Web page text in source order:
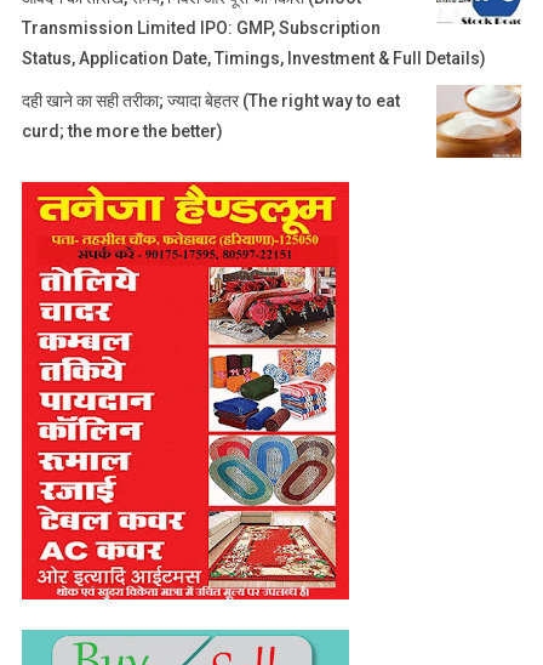
Transmission Limited IPO: GMP, Subscription
Status, Application Date, Timings, Investment & Full Details)
दही खाने का सही तरीका; ज्यादा बेहतर (The right way to eat
curd; the more the better)